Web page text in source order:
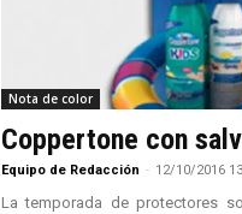
Nota de color
Coppertone con
Equipo de Redacción - 12/10/2016
La temporada de protectores